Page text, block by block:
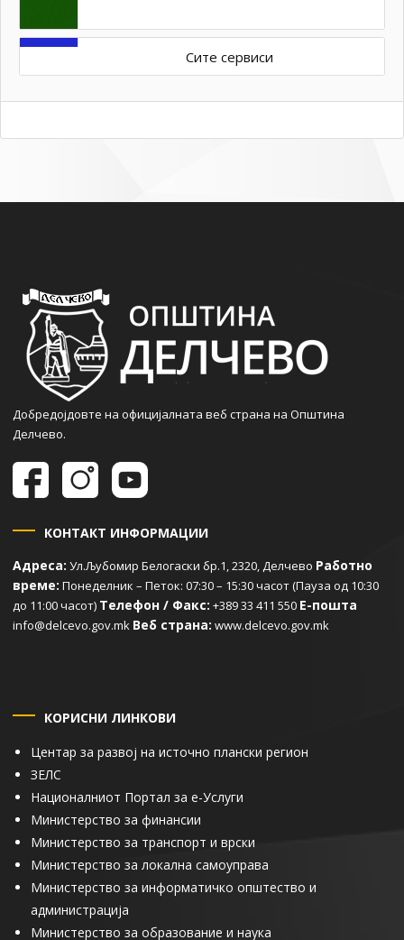
Сите сервиси
Добредојдовте на официјалната веб страна на Општина
Делчево.
КОНТАКТ ИНФОРМАЦИИ
Адреса: Ул.Љубомир Белогаски бр.1, 2320, Делчево Работно
време: Понеделник – Петок: 07:30 – 15:30 часот (Пауза од 10:30
до 11:00 часот) Телефон / Факс: +389 33 411 550 Е-пошта
info@delcevo.gov.mk Веб страна: www.delcevo.gov.mk
КОРИСНИ ЛИНКОВИ
Центар за развој на источно плански регион
ЗЕЛС
Националниот Портал за е-Услуги
Министерство за финансии
Министерство за транспорт и врски
Министерство за локална самоуправа
Министерство за информатичко општество и
администрација
Министерство за образование и наука